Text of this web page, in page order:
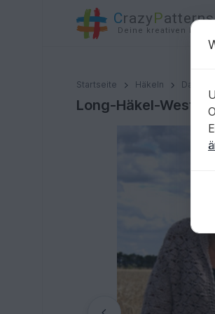
CrazyPatterns
Deine kreativen Ideen
Startseite Häkeln Damen
Long-Häkel-Weste
Long-Häkel-Weste